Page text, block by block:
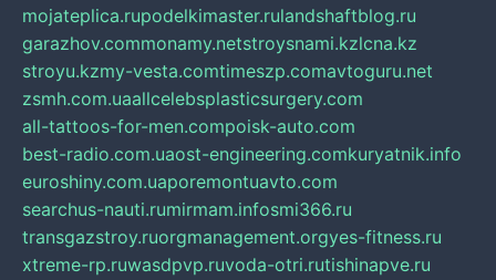
mojateplica.rupodelkimaster.rulandshaftblog.ru
garazhov.commonamy.netstroysnami.kzlcna.kz
stroyu.kzmy-vesta.comtimeszp.comavtoguru.net
zsmh.com.uaallcelebsplasticsurgery.com
all-tattoos-for-men.compoisk-auto.com
best-radio.com.uaost-engineering.comkuryatnik.info
euroshiny.com.uaporemontuavto.com
searchus-nauti.rumirmam.infosmi366.ru
transgazstroy.ruorgmanagement.orgyes-fitness.ru
xtreme-rp.ruwasdpvp.ruvoda-otri.rutishinapve.ru